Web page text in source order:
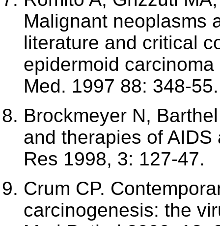
Malignant neoplasms
literature and critical
epidermoid
Med. 1997 88: 348-55.
Brockmeyer N,
and therapies of
Res 1998, 3: 127-47.
Crum CP.
carcinogenesis: the